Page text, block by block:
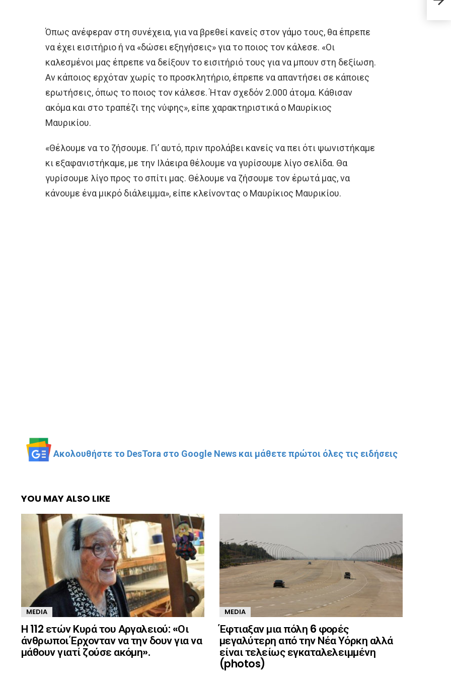
Όπως ανέφεραν στη συνέχεια, για να βρεθεί κανείς στον γάμο τους, θα έπρεπε
να έχει εισιτήριο ή να «δώσει εξηγήσεις» για το ποιος τον κάλεσε. «Οι
καλεσμένοι μας έπρεπε να δείξουν το εισιτήριό τους για να μπουν στη δεξίωση.
Αν κάποιος ερχόταν χωρίς το προσκλητήριο, έπρεπε να απαντήσει σε κάποιες
ερωτήσεις, όπως το ποιος τον κάλεσε. Ήταν σχεδόν 2.000 άτομα. Κάθισαν
ακόμα και στο τραπέζι της νύφης», είπε χαρακτηριστικά ο Μαυρίκιος
Μαυρικίου.
«Θέλουμε να το ζήσουμε. Γι’ αυτό, πριν προλάβει κανείς να πει ότι ψωνιστήκαμε
κι εξαφανιστήκαμε, με την Ιλάειρα θέλουμε να γυρίσουμε λίγο σελίδα. Θα
γυρίσουμε λίγο προς το σπίτι μας. Θέλουμε να ζήσουμε τον έρωτά μας, να
κάνουμε ένα μικρό διάλειμμα», είπε κλείνοντας ο Μαυρίκιος Μαυρικίου.
Ακολουθήστε το DesTora στο Google News και μάθετε πρώτοι όλες τις ειδήσεις
YOU MAY ALSO LIKE
MEDIA
Η 112 ετών Κυρά του Αργαλειού: «Οι
άνθρωποι Έρχονταν να την δουν για να
μάθουν γιατί ζούσε ακόμη».
MEDIA
Έφτιαξαν μια πόλη 6 φορές
μεγαλύτερη από την Νέα Υόρκη αλλά
είναι τελείως εγκαταλελειμμένη
(photos)